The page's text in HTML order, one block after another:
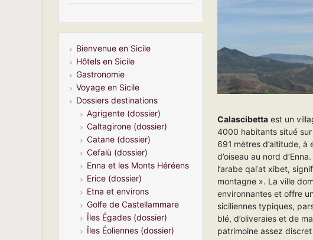
Calascibetta est un
4000 habitants situé
691 mètres d’altitude, à
d’oiseau au nord
l’arabe qalʿat xibet,
montagne ». La ville
environnantes et offre
siciliennes typiques,
blé, d’oliveraies et de
patrimoine assez
Bienvenue en Sicile
Hôtels en Sicile
Gastronomie
Voyage en Sicile
Dossiers destinations
Agrigente (dossier)
Caltagirone (dossier)
Catane (dossier)
Cefalù (dossier)
Enna et les Monts Héréens
Erice (dossier)
Etna et environs
Golfe de Castellammare
Îles Égades (dossier)
Îles Éoliennes (dossier)